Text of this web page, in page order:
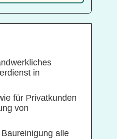
in
für Privatkunden
von
alle